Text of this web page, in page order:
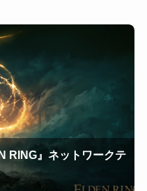
RING』ネットワークテ